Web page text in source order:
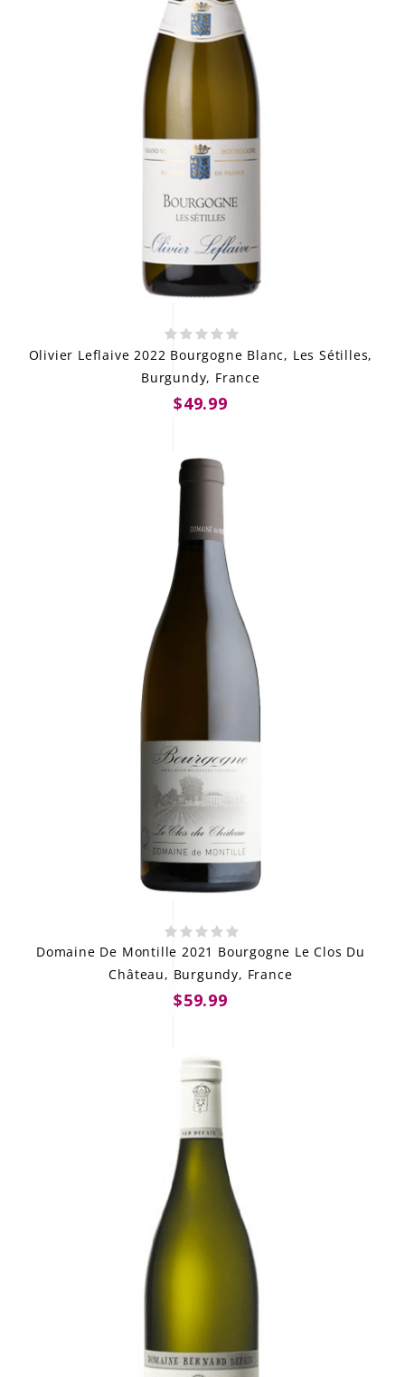
Olivier Leflaive 2022 Bourgogne Blanc, Les Sétilles,
Burgundy, France
$49.99
Domaine De Montille 2021 Bourgogne Le Clos Du
Château, Burgundy, France
$59.99